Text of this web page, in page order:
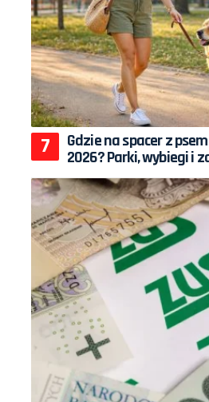
Gdzie na spacer z
2026? Parki, wybiegi i